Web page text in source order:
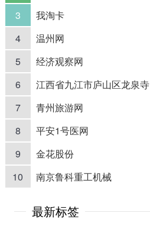
3
我淘卡
4
温州网
5
经济观察网
6
江西省九江市庐山区龙泉寺
7
青州旅游网
8
平安1号医网
9
金花股份
10
南京鲁科重工机械
最新标签